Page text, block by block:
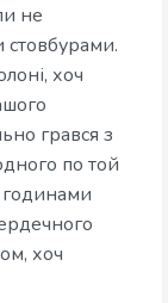
не
стовбурами.
хоч
грався з
по той
годинами
хоч